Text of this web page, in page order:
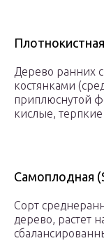
Дерево ранних
костянками
приплюснутой
кислые, терпкие
Самоплодная
Сорт
дерево, растет